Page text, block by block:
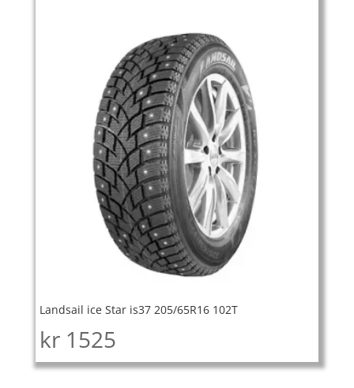
Landsail ice Star is37 205/65R16 102T
kr 1525